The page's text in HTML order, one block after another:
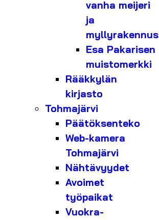
vanha meijeri
ja
myllyrakennus
Esa Pakarisen
muistomerkki
Rääkkylän
kirjasto
Tohmajärvi
Päätöksenteko
Web-kamera
Tohmajärvi
Nähtävyydet
Avoimet
työpaikat
Vuokra-